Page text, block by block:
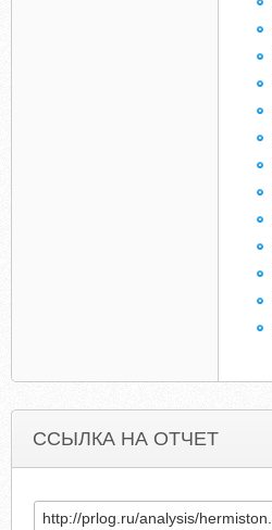
ССЫЛКА НА ОТЧЕТ